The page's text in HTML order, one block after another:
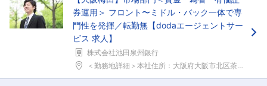
券運用＞ フロント〜ミドル・バック一体で専
門性を発揮／転勤無【dodaエージェントサー
ビス 求人】
株式会社池田泉州銀行
＜勤務地詳細＞本社住所：大阪府大阪市北区茶屋町18...